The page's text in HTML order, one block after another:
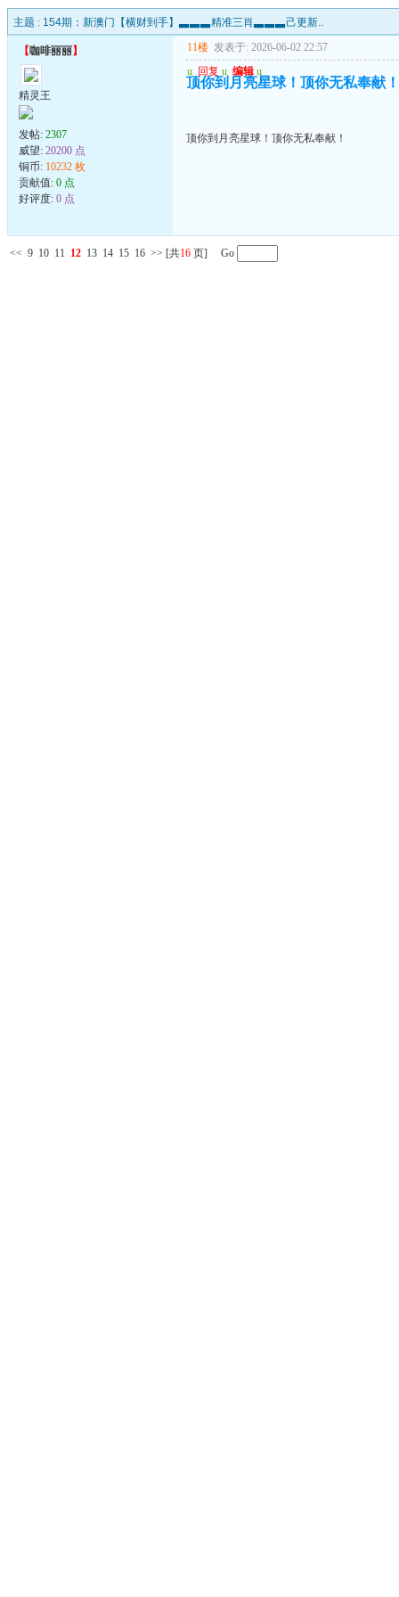
主题 : 154期：新澳门【横财到手】▃▃▃精准三肖▃▃▃己更新..
【咖啡丽丽】
精灵王
发帖: 2307
威望: 20200 点
铜币: 10232 枚
贡献值: 0 点
好评度: 0 点
11楼 发表于: 2026-06-02 22:57
u 回复 u 编辑 u
顶你到月亮星球！顶你无私奉献！
顶你到月亮星球！顶你无私奉献！
<< 9 10 11 12 13 14 15 16 >> [共16 页] Go